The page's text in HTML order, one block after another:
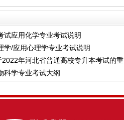
试应用化学专业考试说明
学/应用心理学专业考试说明
年河北省普通高校专升本考试的重
科学专业考试大纲